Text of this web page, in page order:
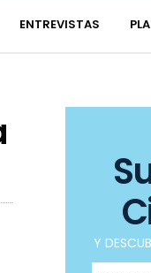
ENTREVISTAS
Y